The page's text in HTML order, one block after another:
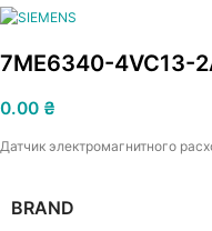
7ME6340-4VC13-
0.00 ₴
Датчик электромагнитного
BRAND